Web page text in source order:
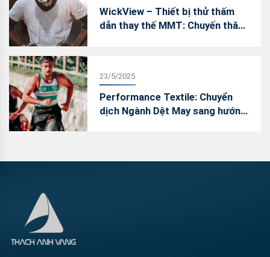
WickView – Thiết bị thử thấm
dẫn thay thế MMT: Chuyến thăm
23/5/2025
Performance Textile: Chuyển
dịch Ngành Dệt May sang hướng